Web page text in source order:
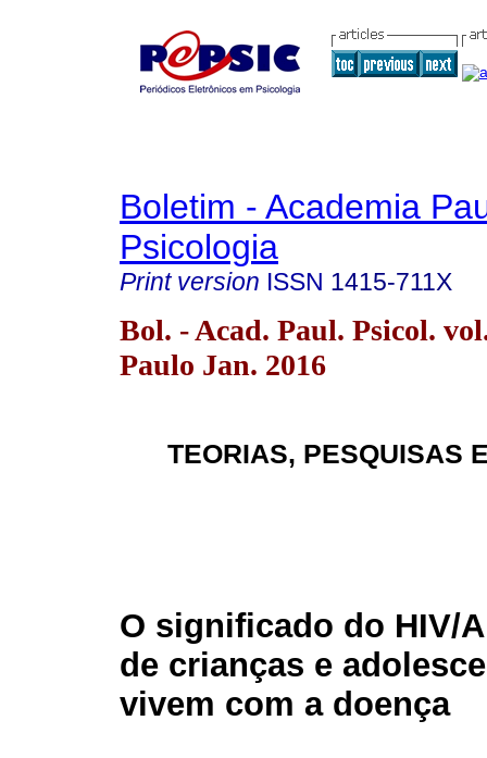
Boletim - Academia
Psicologia
Print version ISSN 1415-711X
Bol. - Acad. Paul. Psicol.
Paulo Jan. 2016
TEORIAS, PESQUISAS
O significado do HIV/
de crianças e
vivem com a doença